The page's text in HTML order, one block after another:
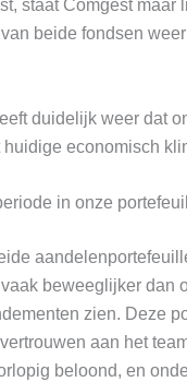
staat Comgest maar
beide fondsen
duidelijk weer dat
economisch
in onze
beweeglijker dan
zien. Deze
aan het
beloond, en